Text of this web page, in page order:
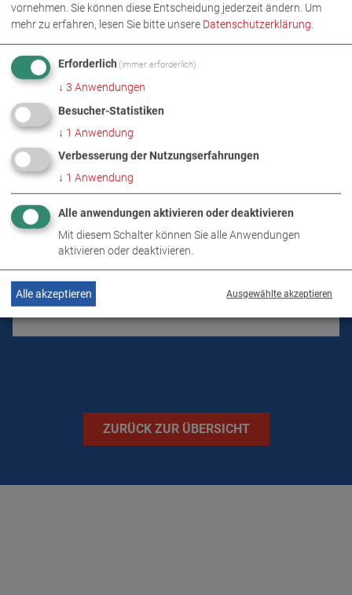
PRODUKTDETAILS / LIEFERUMFANG
DOWNLOADS
BILDER
ZURÜCK ZUR ÜBERSICHT
vornehmen. Sie können diese Entscheidung jederzeit ändern. Um
mehr zu erfahren, lesen Sie bitte unsere Datenschutzerklärung.
Erforderlich (immer erforderlich)
↓ 3 Anwendungen
Besucher-Statistiken
↓ 1 Anwendung
Verbesserung der Nutzungserfahrungen
↓ 1 Anwendung
Alle anwendungen aktivieren oder deaktivieren
Mit diesem Schalter können Sie alle Anwendungen
aktivieren oder deaktivieren.
Ausgewählte akzeptieren
Alle akzeptieren